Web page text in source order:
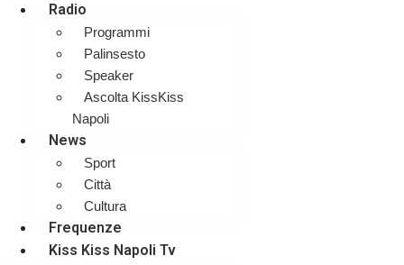
Radio
Programmi
Palinsesto
Speaker
Ascolta KissKiss
Napoli
News
Sport
Città
Cultura
Frequenze
Kiss Kiss Napoli Tv